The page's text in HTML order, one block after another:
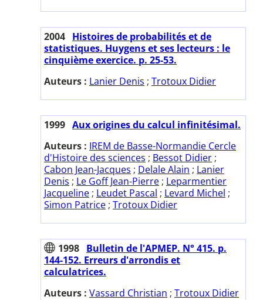
2004 Histoires de probabilités et de
statistiques. Huygens et ses lecteurs : le
cinquième exercice. p. 25-53.
Auteurs : Lanier Denis ; Trotoux Didier
1999 Aux origines du calcul infinitésimal.
Auteurs : IREM de Basse-Normandie Cercle
d'Histoire des sciences ; Bessot Didier ;
Cabon Jean-Jacques ; Delale Alain ; Lanier
Denis ; Le Goff Jean-Pierre ; Leparmentier
Jacqueline ; Leudet Pascal ; Levard Michel ;
Simon Patrice ; Trotoux Didier
1998 Bulletin de l'APMEP. N° 415. p.
144-152. Erreurs d'arrondis et
calculatrices.
Auteurs : Vassard Christian ; Trotoux Didier